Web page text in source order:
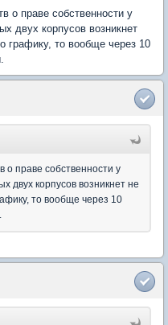
о праве собственности у
двух корпусов возникнет
графику, то вообще через 10
о праве собственности у
двух корпусов возникнет не
то вообще через 10